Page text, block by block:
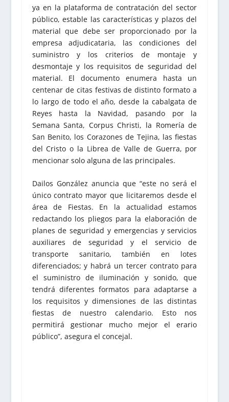
ya en la plataforma de contratación del sector
público, estable las características y plazos del
material que debe ser proporcionado por la
empresa adjudicataria, las condiciones del
suministro y los criterios de montaje y
desmontaje y los requisitos de seguridad del
material. El documento enumera hasta un
centenar de citas festivas de distinto formato a
lo largo de todo el año, desde la cabalgata de
Reyes hasta la Navidad, pasando por la
Semana Santa, Corpus Christi, la Romería de
San Benito, los Corazones de Tejina, las fiestas
del Cristo o la Librea de Valle de Guerra, por
mencionar solo alguna de las principales.
Dailos González anuncia que “este no será el
único contrato mayor que licitaremos desde el
área de Fiestas. En la actualidad estamos
redactando los pliegos para la elaboración de
planes de seguridad y emergencias y servicios
auxiliares de seguridad y el servicio de
transporte sanitario, también en lotes
diferenciados; y habrá un tercer contrato para
el suministro de iluminación y sonido, que
tendrá diferentes formatos para adaptarse a
los requisitos y dimensiones de las distintas
fiestas de nuestro calendario. Esto nos
permitirá gestionar mucho mejor el erario
público”, asegura el concejal.